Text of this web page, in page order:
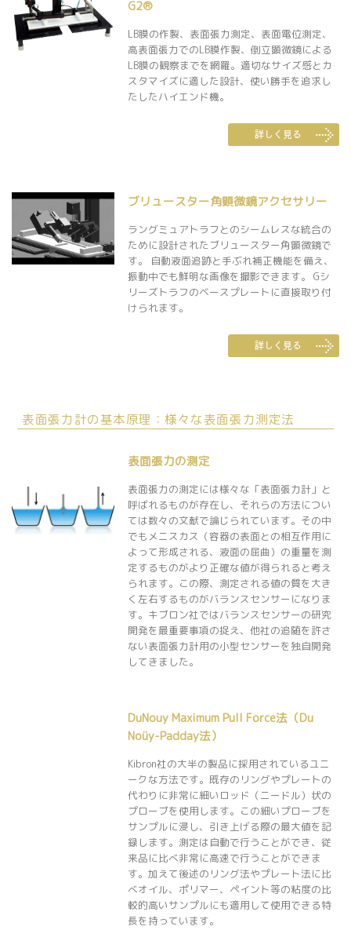
G2®
LB膜の作製、表面張力測定、表面電位測定、
高表面張力でのLB膜作製、倒立顕微鏡による
LB膜の観察までを網羅。適切なサイズ感とカ
スタマイズに適した設計、使い勝手を追求し
たしたハイエンド機。
ブリュースター角顕微鏡アクセサリー
ラングミュアトラフとのシームレスな統合の
ために設計されたブリュースター角顕微鏡で
す。 自動液面追跡と手ぶれ補正機能を備え、
振動中でも鮮明な画像を撮影できます。 Gシ
リーズトラフのベースプレートに直接取り付
けられます。
表面張力計の基本原理：様々な表面張力測定法
表面張力の測定
表面張力の測定には様々な「表面張力計」と
呼ばれるものが存在し、それらの方法につい
ては数々の文献で論じられています。その中
でもメニスカス（容器の表面との相互作用に
よって形成される、液面の屈曲）の重量を測
定するものがより正確な値が得られると考え
られます。この際、測定される値の質を大き
く左右するものがバランスセンサーになりま
す。キブロン社ではバランスセンサーの研究
開発を最重要事項の捉え、他社の追随を許さ
ない表面張力計用の小型センサーを独自開発
してきました。
DuNouy Maximum Pull Force法（Du
Noüy-Padday法）
Kibron社の大半の製品に採用されているユニ
ークな方法です。既存のリングやプレートの
代わりに非常に細いロッド（ニードル）状の
プローブを使用します。この細いプローブを
サンプルに浸し、引き上げる際の最大値を記
録します。測定は自動で行うことができ、従
来品に比べ非常に高速で行うことができま
す。加えて後述のリング法やプレート法に比
べオイル、ポリマー、ペイント等の粘度の比
較的高いサンプルにも適用して使用できる特
長を持っています。